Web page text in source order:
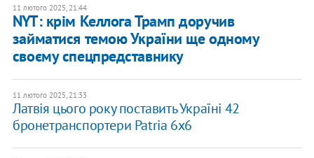
11 лютого 2025, 21:44
NYT: крім Келлога Трамп доручив
займатися темою України ще одному
своєму спецпредставнику
11 лютого 2025, 21:33
Латвія цього року поставить Україні 42
бронетранспортери Patria 6x6